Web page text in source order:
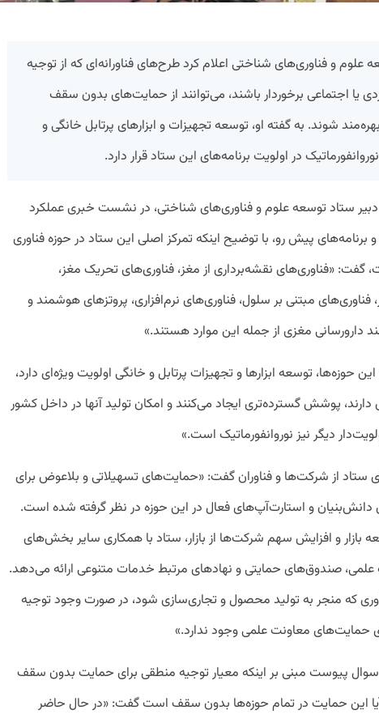
علوم و فناوری‌های شناختی اعلام کرد طرح‌های فناورانه‌ای که از توجیه
یا اجتماعی برخوردار باشند، می‌توانند از حمایت‌های بدون سقف
شوند. به گفته او، توسعه تجهیزات و ابزارهای پرتابل خانگی و
در اولویت برنامه‌های این ستاد قرار دارد.
دبیر ستاد توسعه علوم و فناوری‌های شناختی، در نشست خبری عملکرد
پیش رو، با توضیح اینکه تمرکز اصلی این ستاد در حوزه فناوری
«فناوری‌های نقشه‌برداری از مغز، فناوری‌های تحریک مغز،
فناوری‌های مبتنی بر سلول، فناوری‌های نرم‌افزاری، پروتزهای هوشمند و
دارورسانی مغزی از جمله این موارد هستند.»
حوزه‌ها، توسعه ابزارها و تجهیزات پرتابل و خانگی اولویت ویژه‌‌ای دارد،
دارند، پوشش گسترده‌تری ایجاد می‌کنند و امکان تولید آنها در داخل کشور
دیگر نیز نوروانفورماتیک است.»
ستاد از شرکت‌ها و فناوران گفت: «حمایت‌های تسهیلاتی و بلاعوض برای
دانش‌بنیان و استارت‌آپ‌های فعال در این حوزه در نظر گرفته شده است.
بازار و افزایش سهم شرکت‌ها از بازار، ستاد با همکاری سایر بخش‌های
صندوق‌های حمایتی و نهادهای مرتبط خدمات متنوعی ارائه می‌دهد.
که منجر به تولید محصول و تجاری‌سازی شود، در صورت وجود توجیه
حمایت‌های معاونت علمی وجود ندارد.»
سوال پیوست مبنی بر اینکه معیار توجیه منطقی برای حمایت بدون سقف
این حمایت در تمام حوزه‌ها بدون سقف است گفت: «در حال حاضر